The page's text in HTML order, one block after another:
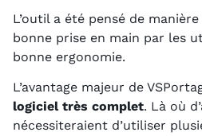
L’outil a été pensé de
bonne prise en main par les
bonne ergonomie.
L’avantage majeur de
logiciel très complet. Là où
nécessiteraient d’utiliser